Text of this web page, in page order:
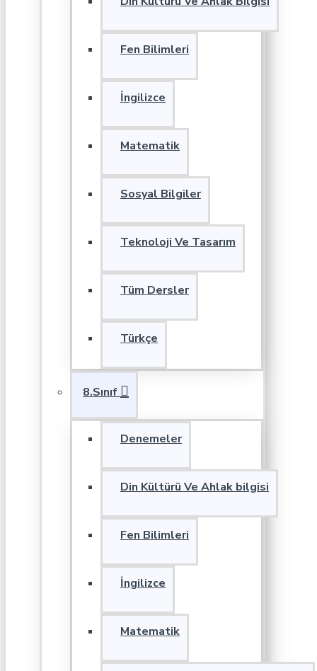
Fen Bilimleri
İngilizce
Matematik
Sosyal Bilgiler
Teknoloji Ve Tasarım
Tüm Dersler
Türkçe
8.Sınıf
Denemeler
Din Kültürü Ve Ahlak bilgisi
Fen Bilimleri
İngilizce
Matematik